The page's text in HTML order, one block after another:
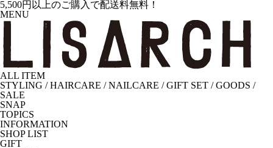
5,500円以上のご購入で配送料無料！
MENU
ALL ITEM
STYLING /HAIRCARE /NAILCARE /GIFT SET /GOODS /
SALE
SNAP
TOPICS
INFORMATION
SHOP LIST
GIFT